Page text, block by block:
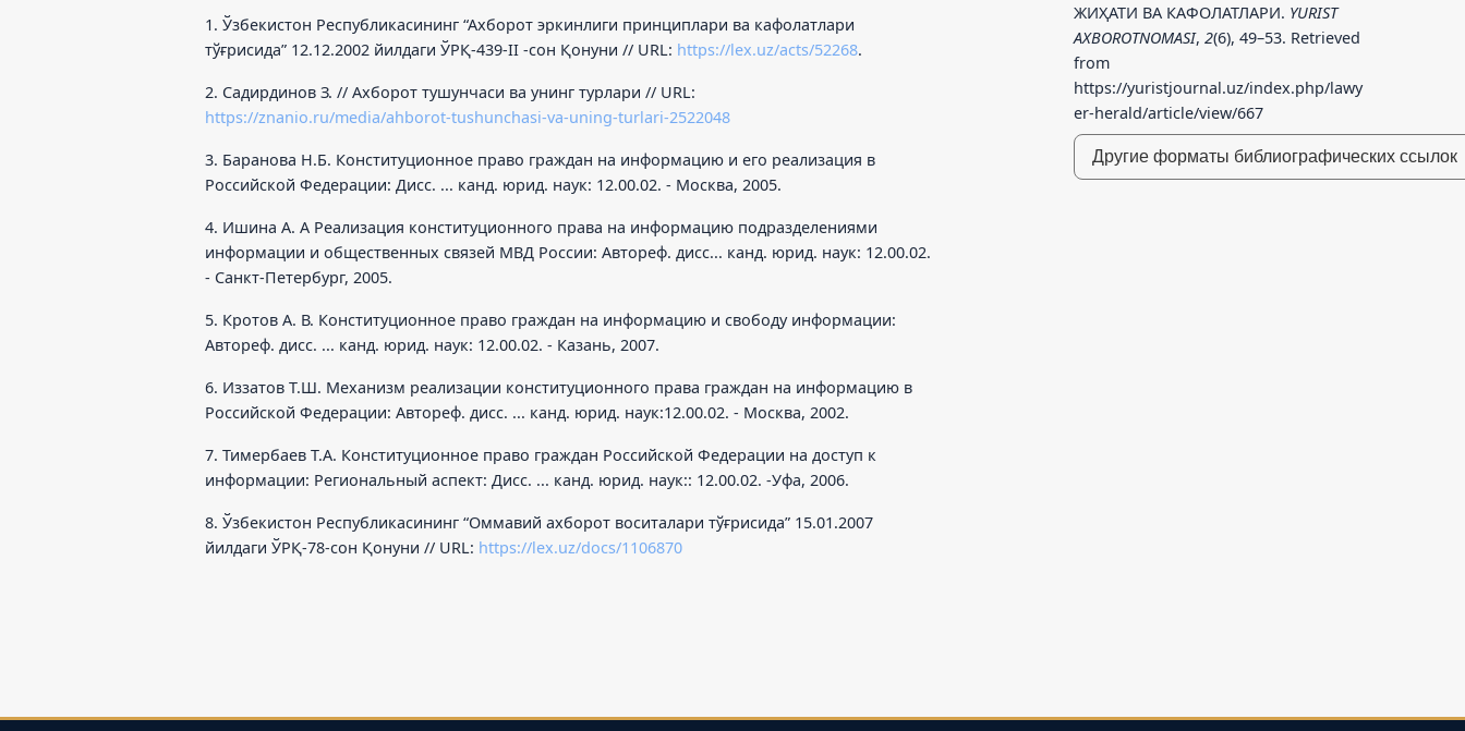
ЖИҲАТИ ВА КАФОЛАТЛАРИ. YURIST
AXBOROTNOMASI, 2(6), 49–53. Retrieved
from
https://yuristjournal.uz/index.php/lawy
er-herald/article/view/667
Другие форматы библиографических ссылок
1. Ўзбекистон Республикасининг “Ахборот эркинлиги принциплари ва кафолатлари
тўғрисида” 12.12.2002 йилдаги ЎРҚ-439-II -сон Қонуни // URL: https://lex.uz/acts/52268.
2. Садирдинов З. // Ахборот тушунчаси ва унинг турлари // URL:
https://znanio.ru/media/ahborot-tushunchasi-va-uning-turlari-2522048
3. Баранова Н.Б. Конституционное право граждан на информацию и его реализация в
Российской Федерации: Дисс. ... канд. юрид. наук: 12.00.02. - Москва, 2005.
4. Ишина А. A Реализация конституционного права на информацию подразделениями
информации и общественных связей МВД России: Автореф. дисс... канд. юрид. наук: 12.00.02.
- Санкт-Петербург, 2005.
5. Кротов А. В. Конституционное право граждан на информацию и свободу информации:
Автореф. дисс. ... канд. юрид. наук: 12.00.02. - Казань, 2007.
6. Иззатов Т.Ш. Механизм реализации конституционного права граждан на информацию в
Российской Федерации: Автореф. дисс. ... канд. юрид. наук:12.00.02. - Москва, 2002.
7. Тимербаев Т.А. Конституционное право граждан Российской Федерации на доступ к
информации: Региональный аспект: Дисс. ... канд. юрид. наук:: 12.00.02. -Уфа, 2006.
8. Ўзбекистон Республикасининг “Оммавий ахборот воситалари тўғрисида” 15.01.2007
йилдаги ЎРҚ-78-сон Қонуни // URL: https://lex.uz/docs/1106870